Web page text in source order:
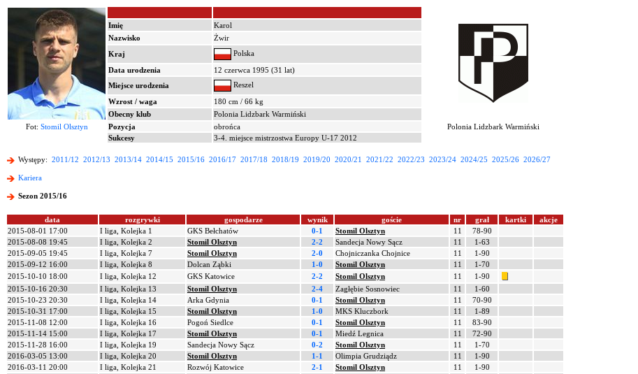
Imię
Karol
Nazwisko
Żwir
Kraj
Polska
Data urodzenia
12 czerwca 1995 (31 lat)
Miejsce urodzenia
Reszel
Wzrost / waga
180 cm / 66 kg
Obecny klub
Polonia Lidzbark Warmiński
Fot: Stomil Olsztyn Pozycja obrońca
Polonia Lidzbark Warmiński
Sukcesy
3-4. miejsce mistrzostwa Europy U-17 2012
Występy: 2011/12 2012/13 2013/14 2014/15 2015/16 2016/17 2017/18 2018/19 2019/20 2020/21 2021/22 2022/23 2023/24 2024/25 2025/26 2026/27
Kariera
Sezon 2015/16
data rozgrywki gospodarze wynik goście nr grał kartki
akcje
2015-08-01 17:00
I liga, Kolejka 1 GKS Bełchatów 0-1 Stomil Olsztyn 11
78-90
2015-08-08 19:45
I liga, Kolejka 2 Stomil Olsztyn 2-2 Sandecja Nowy Sącz 11
1-63
2015-09-05 19:45
I liga, Kolejka 7 Stomil Olsztyn 2-0 Chojniczanka Chojnice 11
1-90
2015-09-12 16:00
I liga, Kolejka 8 Dolcan Ząbki 1-0 Stomil Olsztyn 11
1-70
2015-10-10 18:00
I liga, Kolejka 12 GKS Katowice 2-2 Stomil Olsztyn 11
1-90
2015-10-16 20:30
I liga, Kolejka 13 Stomil Olsztyn 2-4 Zagłębie Sosnowiec 11
1-60
2015-10-23 20:30
I liga, Kolejka 14 Arka Gdynia 0-1 Stomil Olsztyn 11
70-90
2015-10-31 17:00
I liga, Kolejka 15 Stomil Olsztyn 1-0 MKS Kluczbork 11
1-89
2015-11-08 12:00
I liga, Kolejka 16 Pogoń Siedlce 0-1 Stomil Olsztyn 11
83-90
2015-11-14 15:00
I liga, Kolejka 17 Stomil Olsztyn 0-1 Miedź Legnica 11
72-90
2015-11-28 16:00
I liga, Kolejka 19 Sandecja Nowy Sącz 0-2 Stomil Olsztyn 11
1-70
2016-03-05 13:00
I liga, Kolejka 20 Stomil Olsztyn 1-1 Olimpia Grudziądz 11
1-90
2016-03-11 20:00
I liga, Kolejka 21 Rozwój Katowice 2-1 Stomil Olsztyn 11
1-90